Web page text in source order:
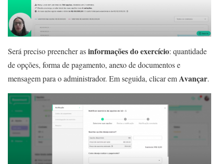
Será preciso preencher asinformações do exercício: quantidade
de opções, forma de pagamento, anexo de documentos e
mensagem para o administrador. Em seguida, clicar emAvançar.